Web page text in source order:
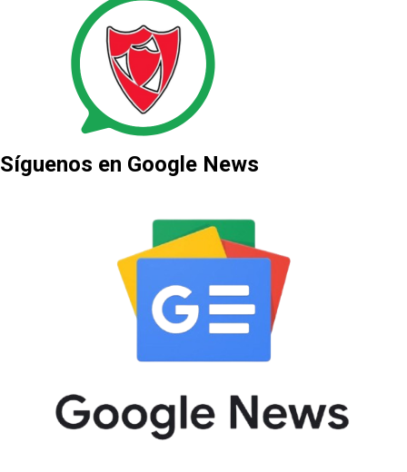
Síguenos en Google News